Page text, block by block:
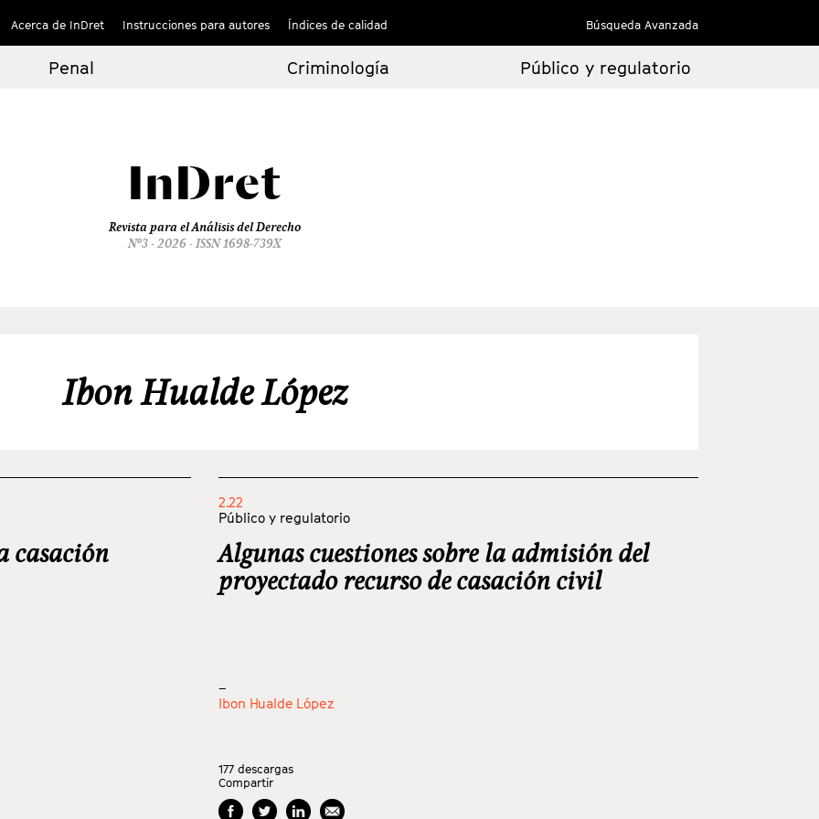
Acerca de InDret Instrucciones para autores Índices de calidad Búsqueda Avanzada
Penal Criminología Público y regulatorio
InDret
Revista para el Análisis del Derecho
Nº3 - 2026 - ISSN 1698-739X
Ibon Hualde López
casación
2.22
Público y regulatorio
Algunas cuestiones sobre la admisión del
proyectado recurso de casación civil
_
Ibon Hualde López
177 descargas
Compartir